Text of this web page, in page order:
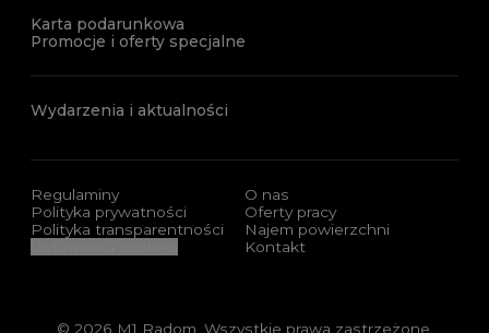
Karta podarunkowa
Promocje i oferty specjalne
Wydarzenia i aktualności
Regulaminy
Polityka prywatności
Polityka transparentności
O nas
Oferty pracy
Najem powierzchni
Kontakt
© 2026 M1 Radom. Wszystkie prawa zastrzeżone.